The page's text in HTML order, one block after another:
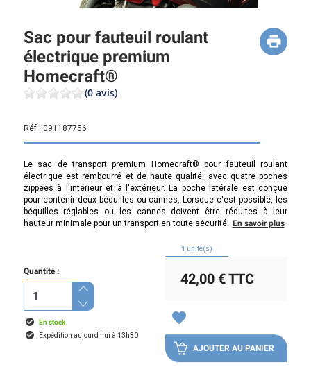
Sac pour fauteuil roulant
électrique premium
Homecraft®
(0 avis)
Réf : 091187756
Le sac de transport premium Homecraft® pour fauteuil roulant
électrique est rembourré et de haute qualité, avec quatre poches
zippées à l'intérieur et à l'extérieur. La poche latérale est conçue
pour contenir deux béquilles ou cannes. Lorsque c'est possible, les
béquilles réglables ou les cannes doivent être réduites à leur
hauteur minimale pour un transport en toute sécurité. En savoir plus
Quantité :
En stock
Expédition aujourd'hui à 13h30
1 unité(s)
42,00 €TTC
favorite
AJOUTER AU PANIER